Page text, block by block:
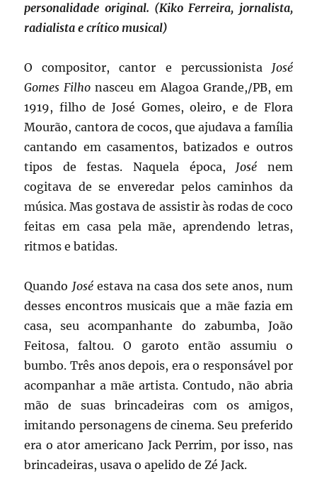
personalidade original. (Kiko Ferreira, jornalista,
radialista e crítico musical)
O compositor, cantor e percussionista José
Gomes Filho nasceu em Alagoa Grande,/PB, em
1919, filho de José Gomes, oleiro, e de Flora
Mourão, cantora de cocos, que ajudava a família
cantando em casamentos, batizados e outros
tipos de festas. Naquela época, José nem
cogitava de se enveredar pelos caminhos da
música. Mas gostava de assistir às rodas de coco
feitas em casa pela mãe, aprendendo letras,
ritmos e batidas.
Quando Joséestava na casa dos sete anos, num
desses encontros musicais que a mãe fazia em
casa, seu acompanhante do zabumba, João
Feitosa, faltou. O garoto então assumiu o
bumbo. Três anos depois, era o responsável por
acompanhar a mãe artista. Contudo, não abria
mão de suas brincadeiras com os amigos,
imitando personagens de cinema. Seu preferido
era o ator americano Jack Perrim, por isso, nas
brincadeiras, usava o apelido de Zé Jack.